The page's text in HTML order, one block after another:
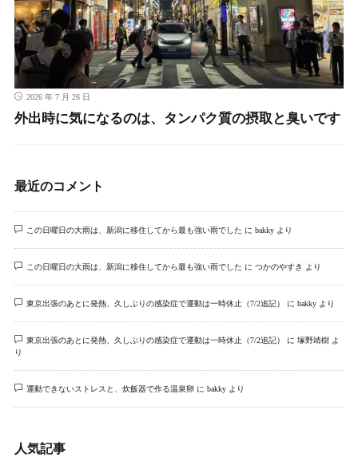
2026 年 7 月 26 日
外出時に気になるのは、タンパク質の摂取と臭いです
最近のコメント
この日曜日の大雨は、新潟に移住してから最も強い雨でした に bakkyより
この日曜日の大雨は、新潟に移住してから最も強い雨でした に つかのやすき より
東京出張のあとに発熱、久しぶりの感染症で運動は一時休止（7/2追記） に bakkyより
東京出張のあとに発熱、久しぶりの感染症で運動は一時休止（7/2追記） に 塚野靖樹よ
り
運動できないストレスと、炊飯器で作る温泉卵に bakkyより
人気記事